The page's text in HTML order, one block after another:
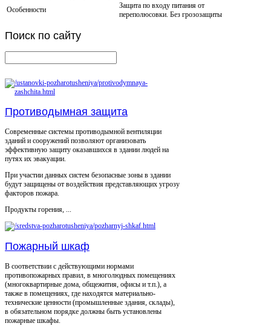
Особенности
Защита по входу питания от
переполюсовки. Без грозозащиты
Поиск по сайту
Противодымная защита
Современные системы противодымной вентиляции
зданий и сооружений позволяют организовать
эффективную защиту оказавшихся в здании людей на
путях их эвакуации.
При участии данных систем безопасные зоны в здании
будут защищены от воздействия представляющих угрозу
факторов пожара.
Продукты горения, ...
Пожарный шкаф
В соответствии с действующими нормами
противопожарных правил, в многолюдных помещениях
(многоквартирные дома, общежития, офисы и т.п.), а
также в помещениях, где находятся материально-
технические ценности (промышленные здания, склады),
в обязательном порядке должны быть установлены
пожарные шкафы.